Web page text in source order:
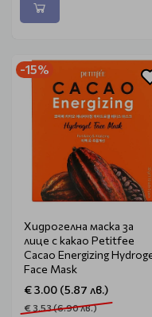
-15%
Хидрогелна маска за
лице с какао Petitfee
Cacao Energizing
Face Mask
€ 3.00 (5.87 лв.)
€ 3.53 (6.90 лв.)